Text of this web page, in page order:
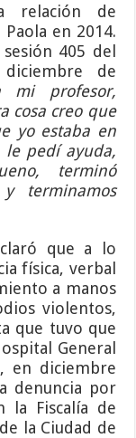
relación de
en 2014.
405 del
de
mi profesor,
cosa creo que
yo estaba en
le pedí ayuda,
terminó
terminamos
que a lo
física, verbal
a manos
violentos,
que tuvo que
General
en diciembre
denuncia por
la Fiscalía de
la Ciudad de